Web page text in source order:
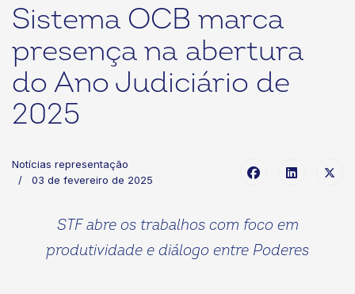
Sistema OCB marca
presença na abertura
do Ano Judiciário de
2025
Notícias representação
03 de fevereiro de 2025
STF abre os trabalhos com foco em
produtividade e diálogo entre Poderes